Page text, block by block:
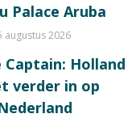
Palace Aruba
augustus 2026
Holland
verder in op